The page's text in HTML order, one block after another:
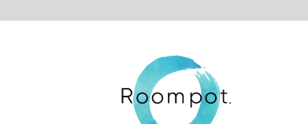
Control over your own privacy